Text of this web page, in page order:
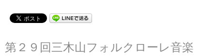
会場のご案内
お問合せ
第２９回三木山フォルクローレ音楽